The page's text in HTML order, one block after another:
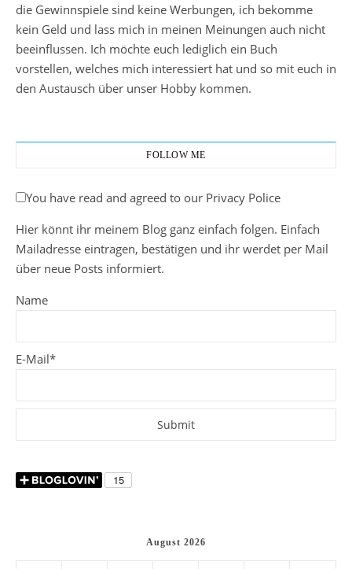
die Gewinnspiele sind keine Werbungen, ich bekomme
kein Geld und lass mich in meinen Meinungen auch nicht
beeinflussen. Ich möchte euch lediglich ein Buch
vorstellen, welches mich interessiert hat und so mit euch in
den Austausch über unser Hobby kommen.
FOLLOW ME
You have read and agreed to our Privacy Police
Hier könnt ihr meinem Blog ganz einfach folgen. Einfach
Mailadresse eintragen, bestätigen und ihr werdet per Mail
über neue Posts informiert.
Name
E-Mail*
August 2026